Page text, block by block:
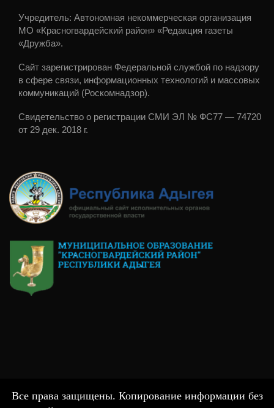
Учредитель: Автономная некоммерческая организация
МО «Красногвардейский район» «Редакция газеты
«Дружба».
Сайт зарегистрирован Федеральной службой по надзору
в сфере связи, информационных технологий и массовых
коммуникаций (Роскомнадзор).
Свидетельство о регистрации СМИ ЭЛ № ФС77 — 74720
от 29 дек. 2018 г.
Все права защищены. Копирование информации без